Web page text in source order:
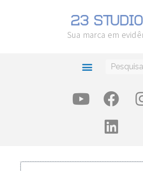
Sua marca em